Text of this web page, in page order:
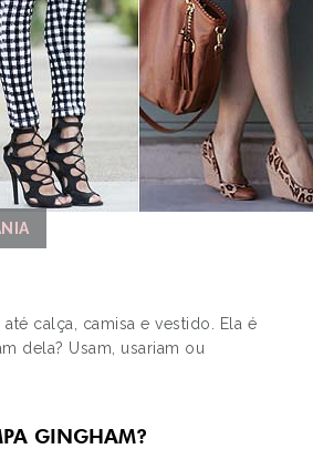
calça, camisa e vestido. Ela é
dela? Usam, usariam ou
GINGHAM?